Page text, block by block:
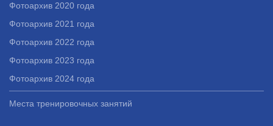
Фотоархив 2020 года
Фотоархив 2021 года
Фотоархив 2022 года
Фотоархив 2023 года
Фотоархив 2024 года
Места тренировочных занятий